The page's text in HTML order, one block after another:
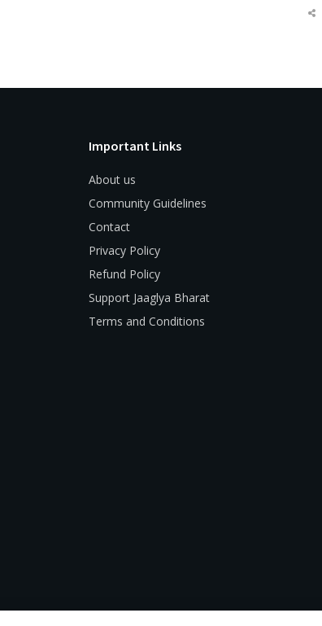
Important Links
About us
Community Guidelines
Contact
Privacy Policy
Refund Policy
Support Jaaglya Bharat
Terms and Conditions